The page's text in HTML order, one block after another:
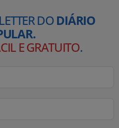
DODIÁRIO
E GRATUITO.